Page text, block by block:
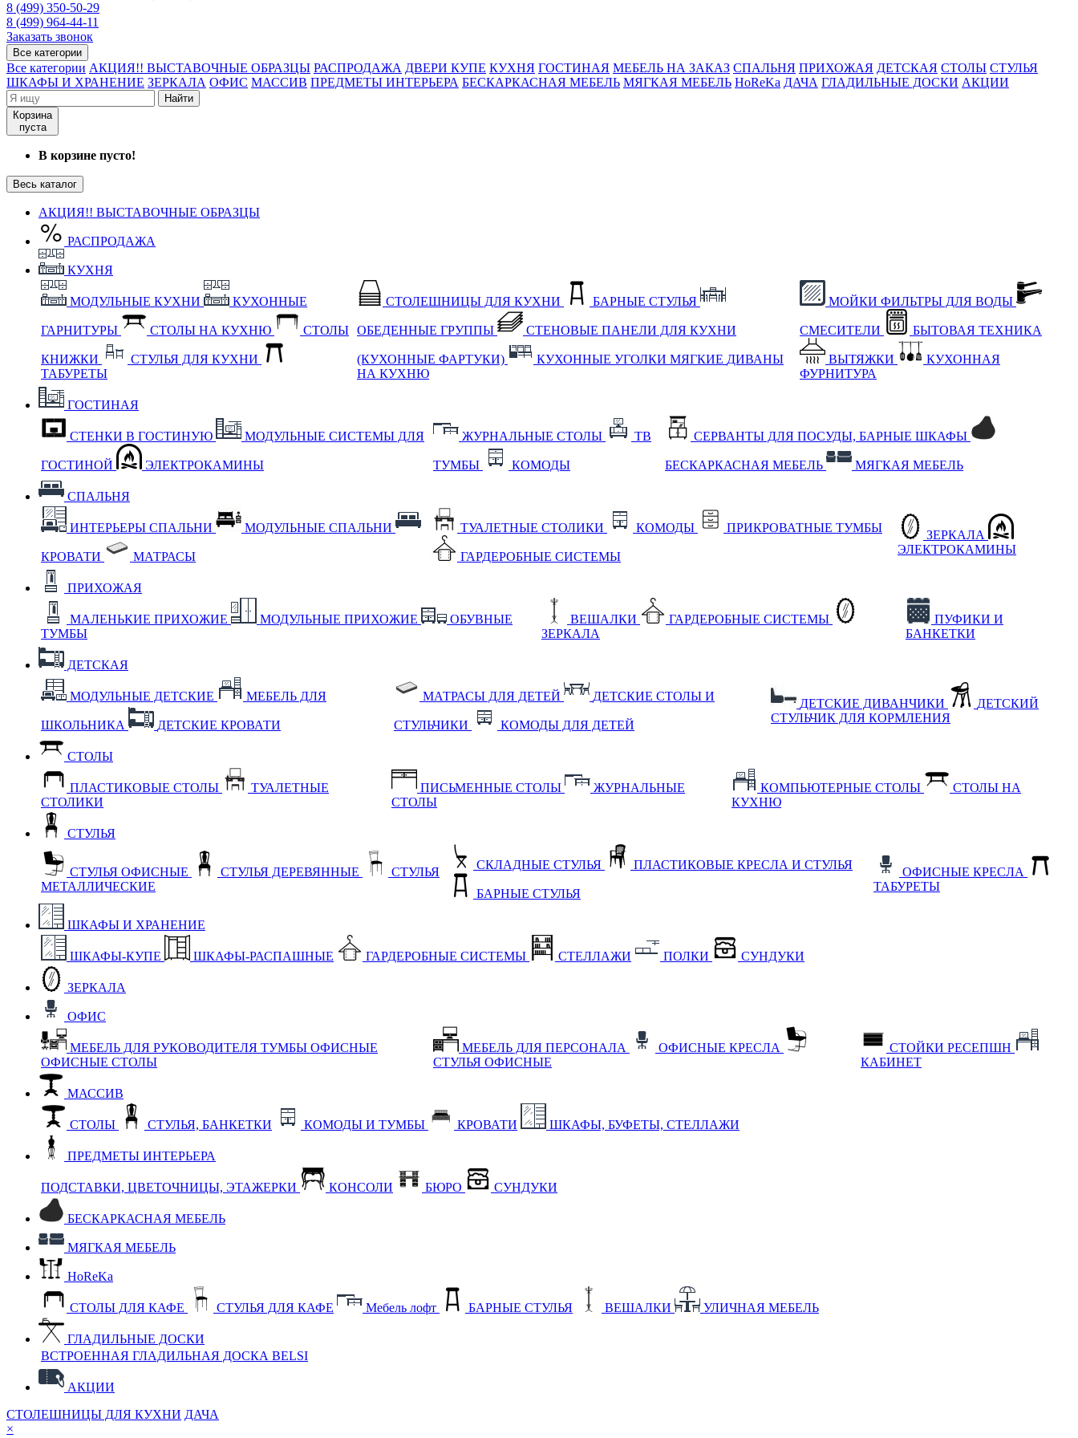
8 (499) 350-50-29
8 (499) 964-44-11
Заказать звонок
Все категории
Все категории АКЦИЯ!! ВЫСТАВОЧНЫЕ ОБРАЗЦЫ РАСПРОДАЖА ДВЕРИ КУПЕ КУХНЯ ГОСТИНАЯ МЕБЕЛЬ НА ЗАКАЗ СПАЛЬНЯ ПРИХОЖАЯ ДЕТСКАЯ СТОЛЫ СТУЛЬЯ
ШКАФЫ И ХРАНЕНИЕ ЗЕРКАЛА ОФИС МАССИВ ПРЕДМЕТЫ ИНТЕРЬЕРА БЕСКАРКАСНАЯ МЕБЕЛЬ МЯГКАЯ МЕБЕЛЬ HoReKa ДАЧА ГЛАДИЛЬНЫЕ ДОСКИ АКЦИИ
Найти
Корзина
пуста
В корзине пусто!
Весь каталог
АКЦИЯ!! ВЫСТАВОЧНЫЕ ОБРАЗЦЫ
РАСПРОДАЖА
КУХНЯ
МОДУЛЬНЫЕ КУХНИ КУХОННЫЕ
ГАРНИТУРЫ СТОЛЫ НА КУХНЮ СТОЛЫ
КНИЖКИ
СТУЛЬЯ ДЛЯ КУХНИ
ТАБУРЕТЫ
СТОЛЕШНИЦЫ ДЛЯ КУХНИ БАРНЫЕ СТУЛЬЯ
ОБЕДЕННЫЕ ГРУППЫ СТЕНОВЫЕ ПАНЕЛИ ДЛЯ КУХНИ
(КУХОННЫЕ ФАРТУКИ) КУХОННЫЕ УГОЛКИ МЯГКИЕ ДИВАНЫ
НА КУХНЮ
МОЙКИ ФИЛЬТРЫ ДЛЯ ВОДЫ
СМЕСИТЕЛИ БЫТОВАЯ ТЕХНИКА
ВЫТЯЖКИ
КУХОННАЯ
ФУРНИТУРА
ГОСТИНАЯ
СТЕНКИ В ГОСТИНУЮ МОДУЛЬНЫЕ СИСТЕМЫ ДЛЯ
ГОСТИНОЙ ЭЛЕКТРОКАМИНЫ
ЖУРНАЛЬНЫЕ СТОЛЫ ТВ
ТУМБЫ КОМОДЫ
СЕРВАНТЫ ДЛЯ ПОСУДЫ, БАРНЫЕ ШКАФЫ
БЕСКАРКАСНАЯ МЕБЕЛЬ МЯГКАЯ МЕБЕЛЬ
СПАЛЬНЯ
ИНТЕРЬЕРЫ СПАЛЬНИ МОДУЛЬНЫЕ СПАЛЬНИ
КРОВАТИ МАТРАСЫ
ТУАЛЕТНЫЕ СТОЛИКИ КОМОДЫ ПРИКРОВАТНЫЕ ТУМБЫ
ГАРДЕРОБНЫЕ СИСТЕМЫ
ЗЕРКАЛА
ЭЛЕКТРОКАМИНЫ
ПРИХОЖАЯ
МАЛЕНЬКИЕ ПРИХОЖИЕ МОДУЛЬНЫЕ ПРИХОЖИЕ
ОБУВНЫЕ
ТУМБЫ
ВЕШАЛКИ
ГАРДЕРОБНЫЕ СИСТЕМЫ
ЗЕРКАЛА
ПУФИКИ И
БАНКЕТКИ
ДЕТСКАЯ
МОДУЛЬНЫЕ ДЕТСКИЕ МЕБЕЛЬ ДЛЯ
ШКОЛЬНИКА ДЕТСКИЕ КРОВАТИ
МАТРАСЫ ДЛЯ ДЕТЕЙ ДЕТСКИЕ СТОЛЫ И
СТУЛЬЧИКИ КОМОДЫ ДЛЯ ДЕТЕЙ
ДЕТСКИЕ ДИВАНЧИКИ
ДЕТСКИЙ
СТУЛЬЧИК ДЛЯ КОРМЛЕНИЯ
СТОЛЫ
ПЛАСТИКОВЫЕ СТОЛЫ
ТУАЛЕТНЫЕ
СТОЛИКИ
ПИСЬМЕННЫЕ СТОЛЫ
ЖУРНАЛЬНЫЕ
СТОЛЫ
КОМПЬЮТЕРНЫЕ СТОЛЫ
СТОЛЫ НА
КУХНЮ
СТУЛЬЯ
СТУЛЬЯ ОФИСНЫЕ СТУЛЬЯ ДЕРЕВЯННЫЕ
СТУЛЬЯ
МЕТАЛЛИЧЕСКИЕ
СКЛАДНЫЕ СТУЛЬЯ ПЛАСТИКОВЫЕ КРЕСЛА И СТУЛЬЯ
БАРНЫЕ СТУЛЬЯ
ОФИСНЫЕ КРЕСЛА
ТАБУРЕТЫ
ШКАФЫ И ХРАНЕНИЕ
ШКАФЫ-КУПЕ ШКАФЫ-РАСПАШНЫЕ ГАРДЕРОБНЫЕ СИСТЕМЫ СТЕЛЛАЖИ ПОЛКИ СУНДУКИ
ЗЕРКАЛА
ОФИС
МЕБЕЛЬ ДЛЯ РУКОВОДИТЕЛЯ ТУМБЫ ОФИСНЫЕ
ОФИСНЫЕ СТОЛЫ
МЕБЕЛЬ ДЛЯ ПЕРСОНАЛА
ОФИСНЫЕ КРЕСЛА
СТУЛЬЯ ОФИСНЫЕ
СТОЙКИ РЕСЕПШН
КАБИНЕТ
МАССИВ
СТОЛЫ СТУЛЬЯ, БАНКЕТКИ КОМОДЫ И ТУМБЫ КРОВАТИ ШКАФЫ, БУФЕТЫ, СТЕЛЛАЖИ
ПРЕДМЕТЫ ИНТЕРЬЕРА
ПОДСТАВКИ, ЦВЕТОЧНИЦЫ, ЭТАЖЕРКИ КОНСОЛИ БЮРО СУНДУКИ
БЕСКАРКАСНАЯ МЕБЕЛЬ
МЯГКАЯ МЕБЕЛЬ
HoReKa
СТОЛЫ ДЛЯ КАФЕ СТУЛЬЯ ДЛЯ КАФЕ Мебель лофт БАРНЫЕ СТУЛЬЯ ВЕШАЛКИ УЛИЧНАЯ МЕБЕЛЬ
ГЛАДИЛЬНЫЕ ДОСКИ
ВСТРОЕННАЯ ГЛАДИЛЬНАЯ ДОСКА BELSI
АКЦИИ
СТОЛЕШНИЦЫ ДЛЯ КУХНИ ДАЧА
×